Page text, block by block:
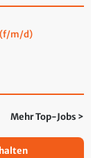
(f/m/d)
Mehr Top-Jobs >